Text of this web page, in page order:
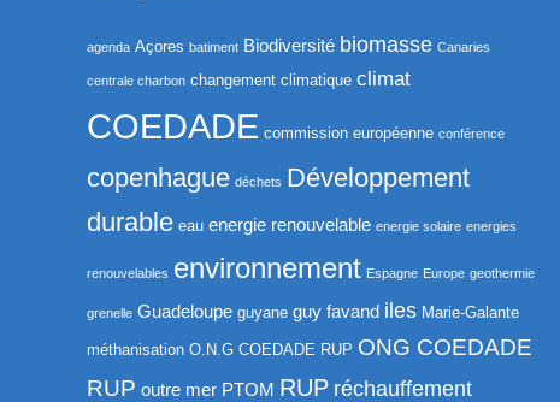
agenda Açores batiment Biodiversité biomasse Canaries
centrale charbon changement climatique climat
COEDADE commission européenne conférence
copenhague déchets Développement
durable eau energie renouvelable energie solaire energies
renouvelables environnement Espagne Europe geothermie
grenelle Guadeloupe guyane guy favand iles Marie-Galante
méthanisation O.N.G COEDADE RUP ONG COEDADE
RUP outre mer PTOM RUP réchauffement